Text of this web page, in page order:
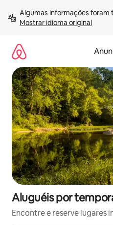
para
Mostrar idioma original
Aluguéis por
Encontre e reserve lugares